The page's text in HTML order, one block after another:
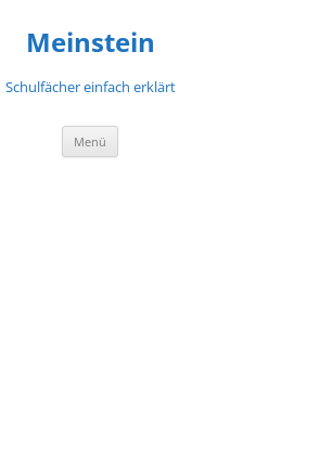
Meinstein
Schulfächer einfach erklärt
Menü